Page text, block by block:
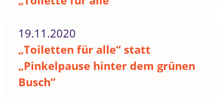
19.11.2020
„Toiletten für alle“ statt
„Pinkelpause hinter dem grünen
Busch“